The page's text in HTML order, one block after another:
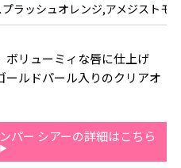
プラッシュオレンジ,アメジストモ
ボリューミィな唇に仕上げ
ルドパール入りのクリアオ
パー シアーの詳細はこちら